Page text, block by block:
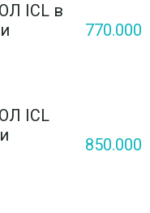
ICL в
770.000
ICL
850.000